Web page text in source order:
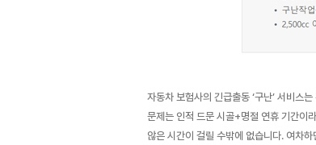
자동차 보험사의 긴급출동 ‘구난’ 서비스
문제는 인적 드문 시골+명절 연휴 기간이
않은 시간이 걸릴 수밖에 없습니다. 여차